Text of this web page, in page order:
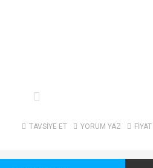
TAVSİYE ET YORUM YAZ